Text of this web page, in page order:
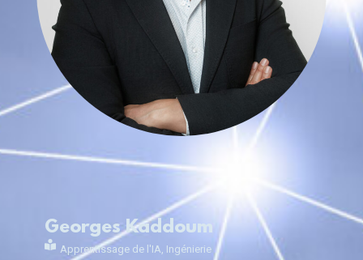
Georges Kaddoum
Apprentissage de l'IA, Ingénierie